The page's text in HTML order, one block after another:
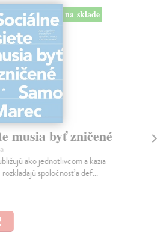
na sklade
musia byť zničené
ako jednotlivcom a kazia
spoločnosť a def...